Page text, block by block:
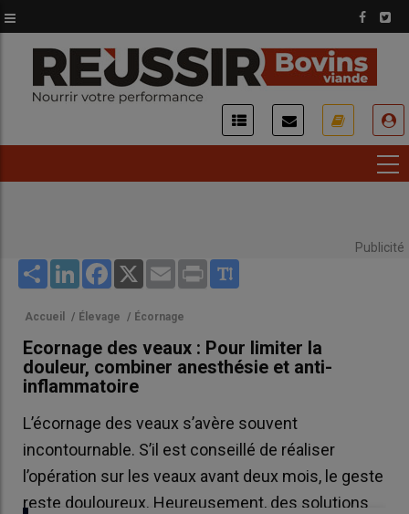
au
contenu
principal
Publicité
Share LinkedInFacebook
X Email Print
Accueil / Élevage / Écornage
Ecornage des veaux : Pour limiter la
douleur, combiner anesthésie et anti-
inflammatoire
L’écornage des veaux s’avère souvent
incontournable. S’il est conseillé de réaliser
l’opération sur les veaux avant deux mois, le geste
reste douloureux. Heureusement, des solutions